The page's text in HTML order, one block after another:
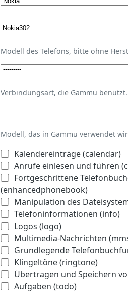
Modell des Telefons, bitte ohne
Verbindungsart, die Gammu benützt.
Modell, das in Gammu verwendet
Kalendereinträge (calendar)
Anrufe einlesen und führen
Fortgeschrittene
(enhancedphonebook)
Manipulation des
Telefoninformationen (info)
Logos (logo)
Multimedia-Nachrichten
Grundlegende
Klingeltöne (ringtone)
Übertragen und Speichern
Aufgaben (todo)